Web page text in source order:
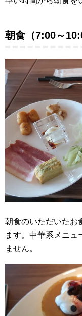
朝食（7:00～
朝食のいただいたお
ます。中華系メニュ
ません。